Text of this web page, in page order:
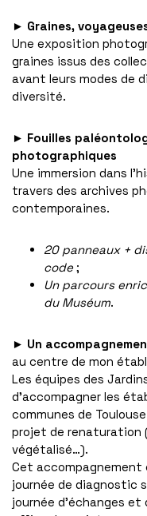
► Graines,
Une exposition
graines issus des
avant leurs modes de
diversité.
► Fouilles
photographiques
Une immersion dans
travers des archives
contemporaines.
20 panneaux +
code;
Un parcours
du Muséum.
► Un
au centre de mon
Les équipes des
d’accompagner les
communes de
projet de renaturation
végétalisé…).
Cet accompagnement
journée de diagnostic
journée d’échanges